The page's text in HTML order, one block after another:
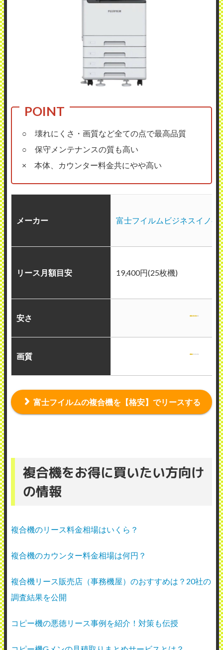
○ 壊れにくさ・画質など全ての点で最高品質
○ 保守メンテナンスの質も高い
× 本体、カウンター料金共にやや高い
メーカー 富士フイルムビジネスイノベ
リース月額目安 19,400円(25枚機)
安さ
画質
富士フイルムの複合機を【格安】でリースする
複合機をお得に買いたい方向け
の情報
複合機のリース料金相場はいくら？
複合機のカウンター料金相場は何円？
複合機リース販売店（事務機屋）のおすすめは？20社の
調査結果を公開
コピー機の悪徳リース事例を紹介！対策も伝授